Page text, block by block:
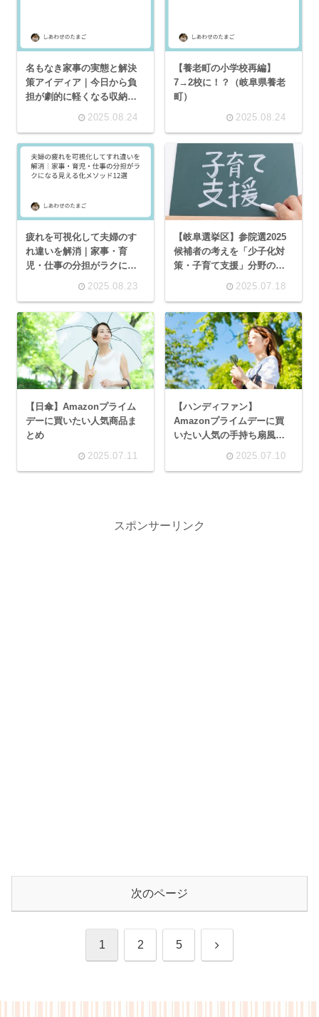
名もなき家事の実態と解決
策アイディア｜今日から負
担が劇的に軽くなる収納・
2025.08.24
【養老町の小学校再編】
7→2校に！？（岐阜県養老
町）
2025.08.24
疲れを可視化して夫婦のす
れ違いを解消｜家事・育
児・仕事の分担がラクにな
る見える化メソッド12選
2025.08.23
【岐阜選挙区】参院選2025
候補者の考えを「少子化対
策・子育て支援」分野の観
点でまとめてみた
2025.07.18
【日傘】Amazonプライム
デーに買いたい人気商品ま
とめ
2025.07.11
【ハンディファン】
Amazonプライムデーに買
いたい人気の手持ち扇風機
2025.07.10
スポンサーリンク
次のページ
1 2 5 次